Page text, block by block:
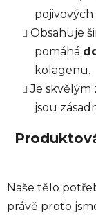
pojivových
Obsahuje
pomáhá
kolagenu.
Je skvělým
jsou
Naše tělo
právě proto